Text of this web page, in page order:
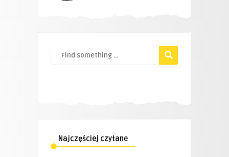
Najczęściej czytane